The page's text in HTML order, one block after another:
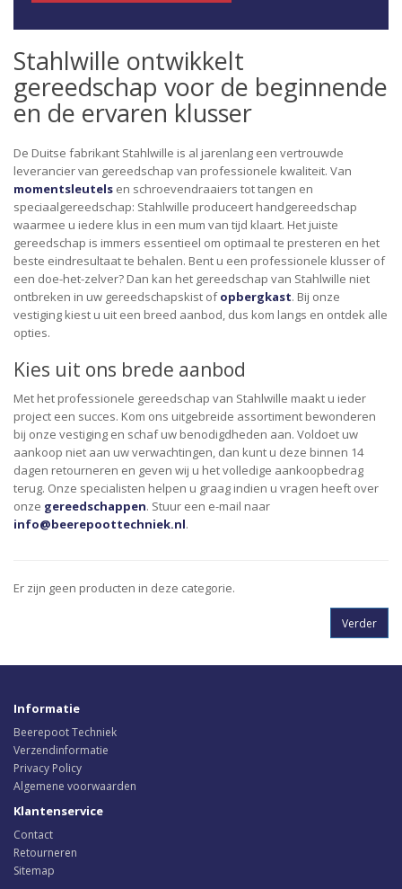
Stahlwille ontwikkelt
gereedschap voor de beginnende
en de ervaren klusser
De Duitse fabrikant Stahlwille is al jarenlang een vertrouwde
leverancier van gereedschap van professionele kwaliteit. Van
momentsleutels en schroevendraaiers tot tangen en
speciaalgereedschap: Stahlwille produceert handgereedschap
waarmee u iedere klus in een mum van tijd klaart. Het juiste
gereedschap is immers essentieel om optimaal te presteren en het
beste eindresultaat te behalen. Bent u een professionele klusser of
een doe-het-zelver? Dan kan het gereedschap van Stahlwille niet
ontbreken in uw gereedschapskist ofopbergkast. Bij onze
vestiging kiest u uit een breed aanbod, dus kom langs en ontdek alle
opties.
Kies uit ons brede aanbod
Met het professionele gereedschap van Stahlwille maakt u ieder
project een succes. Kom ons uitgebreide assortiment bewonderen
bij onze vestiging en schaf uw benodigdheden aan. Voldoet uw
aankoop niet aan uw verwachtingen, dan kunt u deze binnen 14
dagen retourneren en geven wij u het volledige aankoopbedrag
terug. Onze specialisten helpen u graag indien u vragen heeft over
onze gereedschappen. Stuur een e-mail naar
info@beerepoottechniek.nl.
Er zijn geen producten in deze categorie.
Verder
Informatie
Beerepoot Techniek
Verzendinformatie
Privacy Policy
Algemene voorwaarden
Klantenservice
Contact
Retourneren
Sitemap